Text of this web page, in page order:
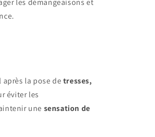
les démangeaisons et
après la pose detresses,
éviter les
une sensation de